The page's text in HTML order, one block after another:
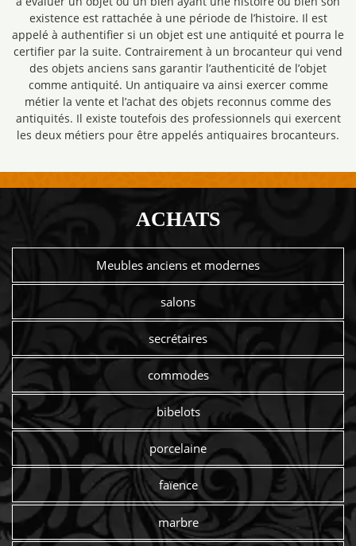
existence est rattachée à une période de l’histoire. Il est
appelé à authentifier si un objet est une antiquité et pourra le
certifier par la suite. Contrairement à un brocanteur qui vend
des objets anciens sans garantir l’authenticité de l’objet
comme antiquité. Un antiquaire va ainsi exercer comme
métier la vente et l’achat des objets reconnus comme des
antiquités. Il existe toutefois des professionnels qui exercent
les deux métiers pour être appelés antiquaires brocanteurs.
ACHATS
Meubles anciens et modernes
salons
secrétaires
commodes
bibelots
porcelaine
faïence
marbre